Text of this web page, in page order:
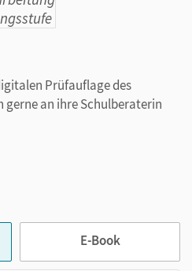
Prüfauflage des
gerne an ihre Schulberaterin
E-Book